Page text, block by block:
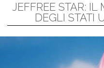
JEFFREE STAR:
DEGLI STATI